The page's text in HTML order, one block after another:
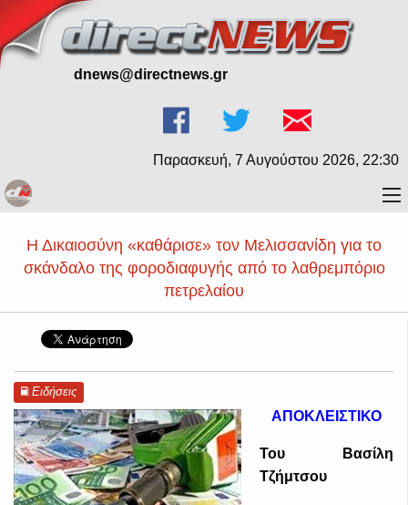
dnews@directnews.gr
Παρασκευή, 7 Αυγούστου 2026, 22:30
Η Δικαιοσύνη «καθάρισε» τον Μελισσανίδη για το
σκάνδαλο της φοροδιαφυγής από το λαθρεμπόριο
πετρελαίου
Ειδήσεις
ΑΠΟΚΛΕΙΣΤΙΚΟ
Του Βασίλη
Τζήμτσου